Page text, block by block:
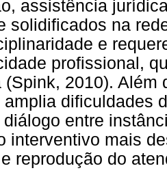
assistência
solidificados na
e
profissional,
(Spink, 2010).
amplia dificuldades
diálogo entre
interventivo mais
reprodução do